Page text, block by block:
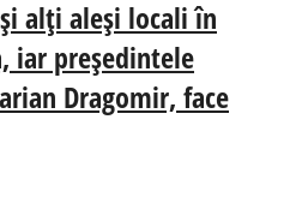
alți aleși locali în
iar președintele
Dragomir, face